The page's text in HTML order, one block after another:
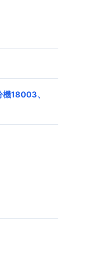
機18003、